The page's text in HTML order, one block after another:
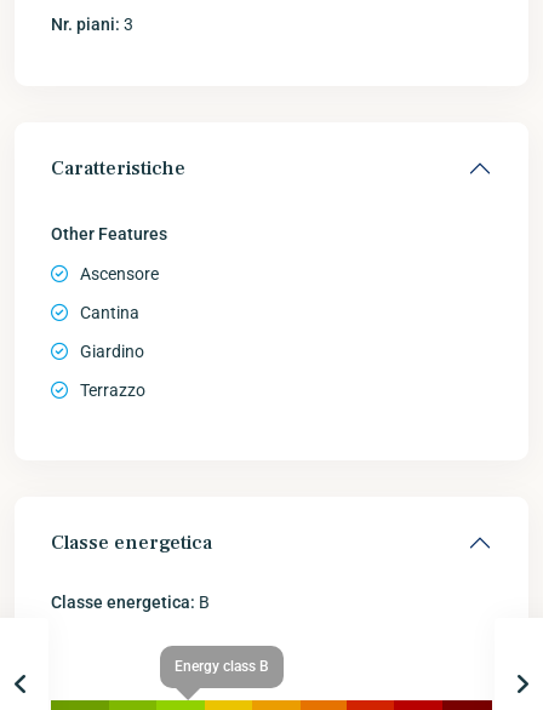
Nr. piani: 3
Caratteristiche
Other Features
Ascensore
Cantina
Giardino
Terrazzo
Classe energetica
Classe energetica: B
Energy class B